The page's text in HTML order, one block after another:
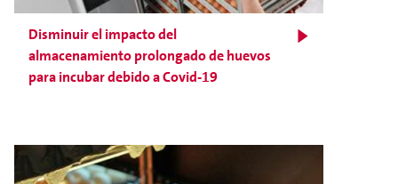
Disminuir el impacto del
almacenamiento prolongado de huevos
para incubar debido a Covid-19